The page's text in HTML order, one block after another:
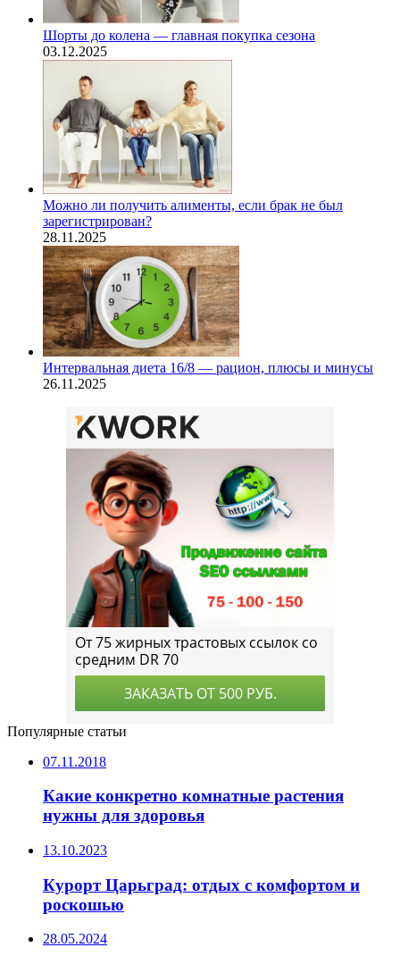
Шорты до колена — главная покупка сезона
03.12.2025
Можно ли получить алименты, если брак не был
зарегистрирован?
28.11.2025
Интервальная диета 16/8 — рацион, плюсы и минусы
26.11.2025
Популярные статьи
07.11.2018
Какие конкретно комнатные растения
нужны для здоровья
13.10.2023
Курорт Царьград: отдых с комфортом и
роскошью
28.05.2024